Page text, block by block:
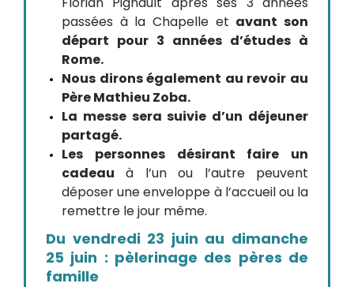
passées à la Chapelle et avant son
départ pour 3 années d’études à
Rome.
Nous dirons également au revoir au
Père Mathieu Zoba.
La messe sera suivie d’un déjeuner
partagé.
Les personnes désirant faire un
cadeau à l’un ou l’autre peuvent
déposer une enveloppe à l’accueil ou la
remettre le jour même.
Du vendredi 23 juin au dimanche
25 juin : pèlerinage des pères de
famille